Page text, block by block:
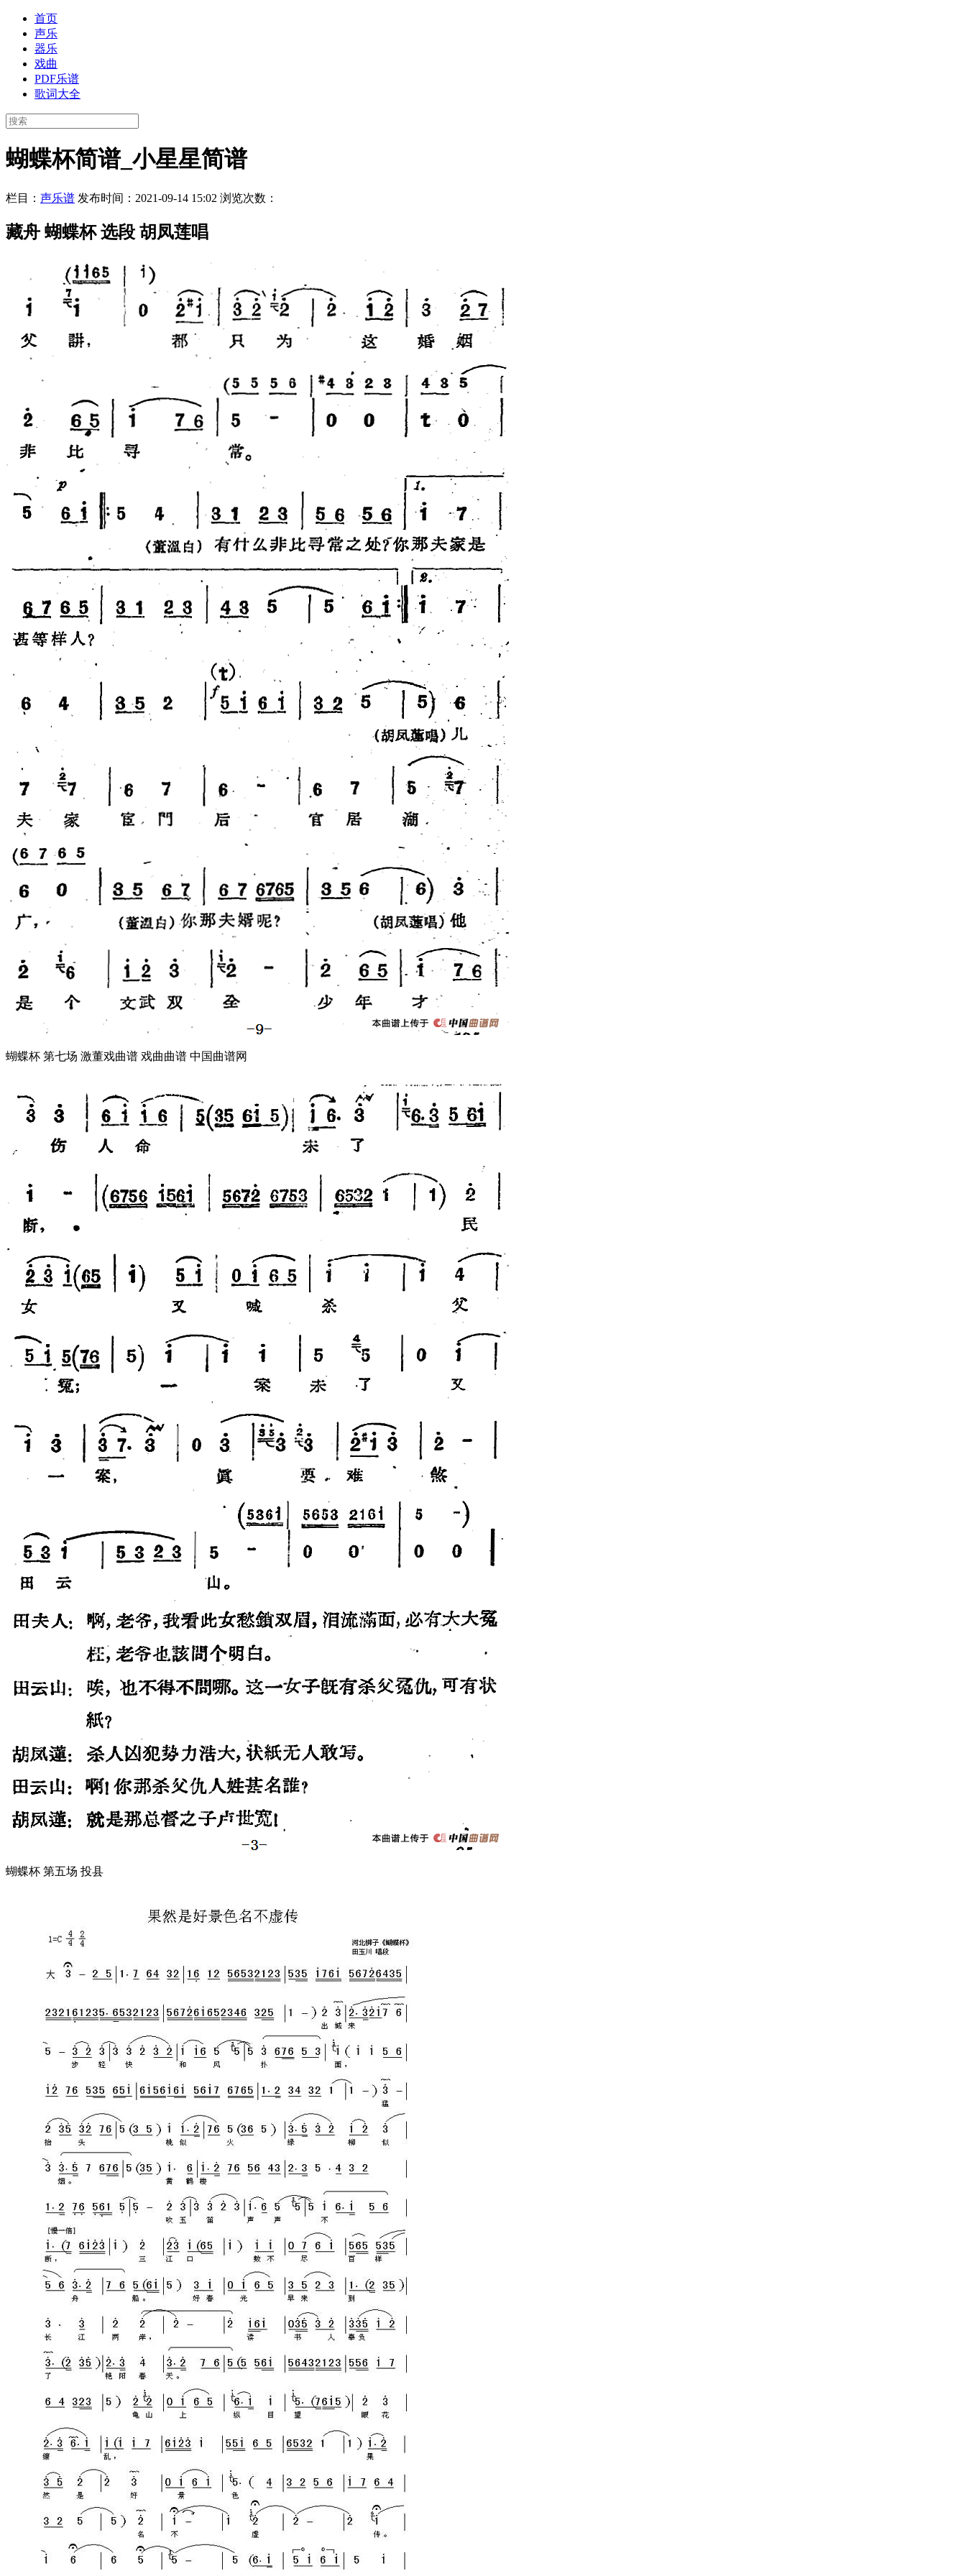
首页
声乐
器乐
戏曲
PDF乐谱
歌词大全
蝴蝶杯简谱_小星星简谱
栏目： 声乐谱 发布时间：2021-09-14 15:02 浏览次数：
藏舟 蝴蝶杯 选段 胡凤莲唱
蝴蝶杯 第七场 激董戏曲谱 戏曲曲谱 中国曲谱网
蝴蝶杯 第五场 投县